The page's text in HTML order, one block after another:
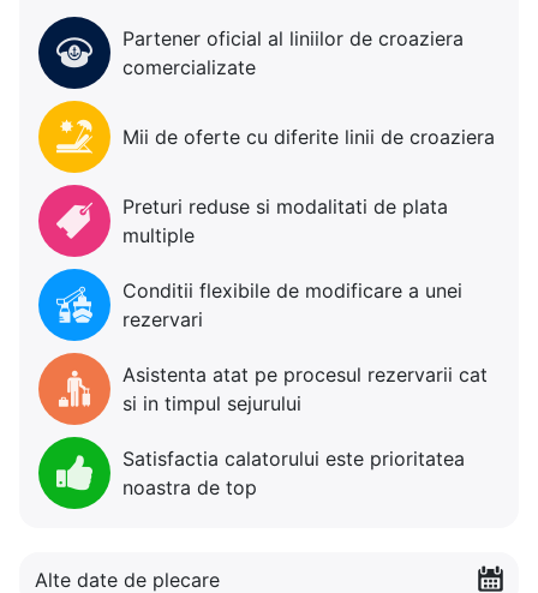
Partener oficial al liniilor de croaziera
comercializate
Mii de oferte cu diferite linii de croaziera
Preturi reduse si modalitati de plata
multiple
Conditii flexibile de modificare a unei
rezervari
Asistenta atat pe procesul rezervarii cat
si in timpul sejurului
Satisfactia calatorului este prioritatea
noastra de top
Alte date de plecare